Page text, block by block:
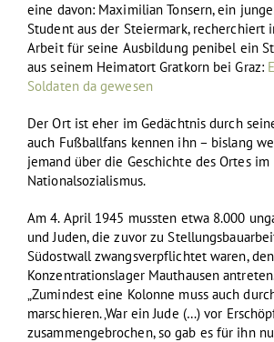
eine davon: Maximilian Tonsern, ein
Student aus der Steiermark, recherchiert
Arbeit für seine Ausbildung penibel ein
aus seinem Heimatort Gratkorn bei Graz:
Soldaten da gewesen
Der Ort ist eher im Gedächtnis durch
auch Fußballfans kennen ihn – bislang
jemand über die Geschichte des Ortes im
Nationalsozialismus.
Am 4. April 1945 mussten etwa 8.000
und Juden, die zuvor zu
Südostwall zwangsverpflichtet waren,
Konzentrationslager Mauthausen
„Zumindest eine Kolonne muss auch
marschieren. ‚War ein Jude (…) vor
zusammengebrochen, so gab es für ihn